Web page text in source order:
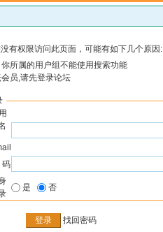
有权限访问此页面，可能有如下几个原因:
所属的用户组不能使用搜索功能
员,请先登录论坛
是 否
找回密码